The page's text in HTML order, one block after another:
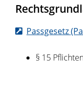
Passgesetz
§ 15